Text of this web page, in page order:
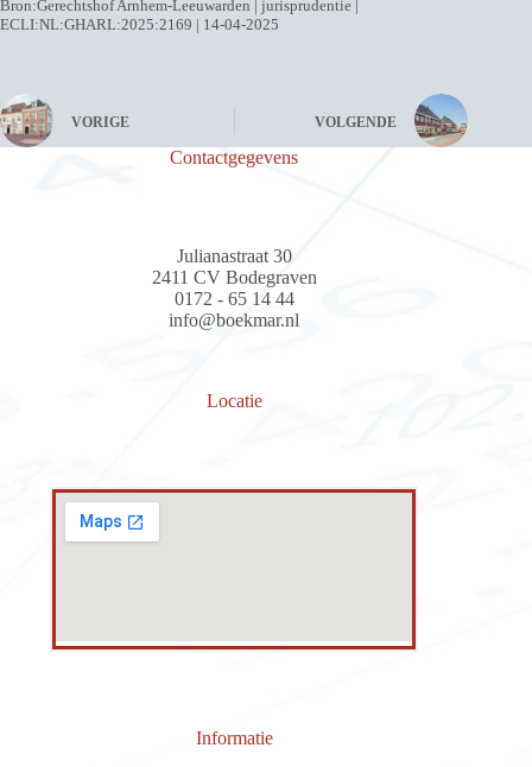
Bron:Gerechtshof Arnhem-Leeuwarden | jurisprudentie |
ECLI:NL:GHARL:2025:2169 | 14-04-2025
VORIGE VOLGENDE
Contactgegevens
Julianastraat 30
2411 CV Bodegraven
0172 - 65 14 44
info@boekmar.nl
Locatie
Informatie